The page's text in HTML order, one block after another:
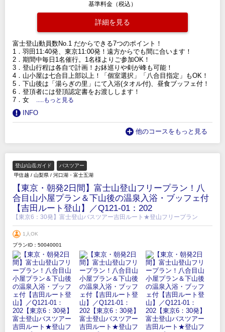
基準料金（税込）
詳細を見る
富士登山動員数No.1 だからできる7つのポイント！
1．羽田11:40発、東京11:00発！遠方からでも間に合います！
2．期間中毎日1名催行。1名様よりご参加OK！
3．登山行程は各自で計画！お鉢巡りや剣が峰も可能！
4．山小屋は七合目上部以上！「個室選択」「八合目指定」もOK！
5．下山後は「湯らぎの里」にて入浴(タオル付)、昼食ブッフェ付！
6．登頂者には登頂認定書をお渡しします！
7．女
.....もっと見る
INFO
他のコースをもっと見る
登山/山岳ガイド
バスツアー
甲信越 / 山梨県 / 河口湖・富士五湖
【東京・朝発2日間】富士山登山フリープラン！八
合目山小屋プラン＆下山後の温泉入浴・ブッフェ付
【吉田ルート登山】／Q121-01：202
【東京6：30発】富士登山バスツアー吉田ルート★登山フリープラン
1人OK
プランID：50040001